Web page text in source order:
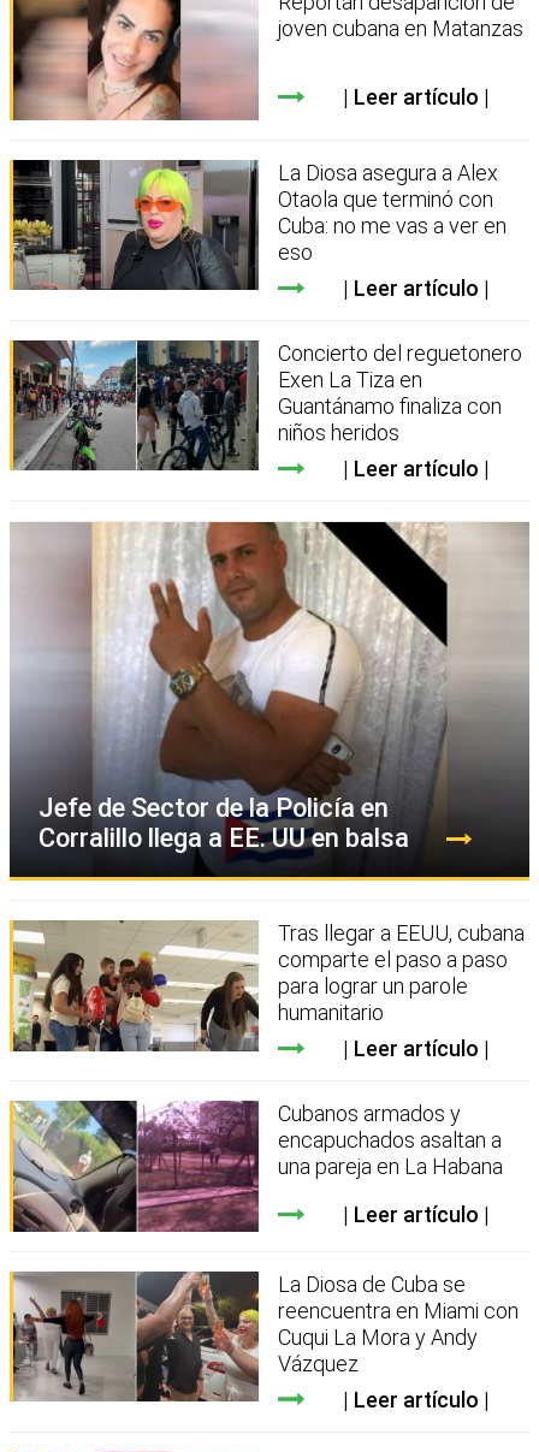
joven cubana en Matanzas
Leer artículo
La Diosa asegura a Alex
Otaola que terminó con
Cuba: no me vas a ver en
eso
Leer artículo
Concierto del reguetonero
Exen La Tiza en
Guantánamo finaliza con
niños heridos
Leer artículo
Jefe de Sector de la Policía en
Corralillo llega a EE. UU en balsa
Tras llegar a EEUU, cubana
comparte el paso a paso
para lograr un parole
humanitario
Leer artículo
Cubanos armados y
encapuchados asaltan a
una pareja en La Habana
Leer artículo
La Diosa de Cuba se
reencuentra en Miami con
Cuqui La Mora y Andy
Vázquez
Leer artículo